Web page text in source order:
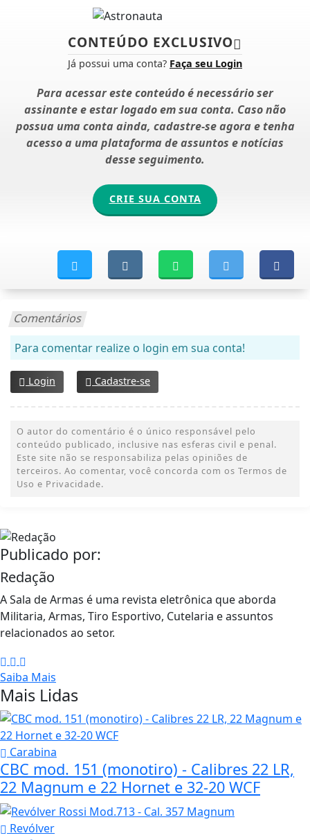
CONTEÚDO EXCLUSIVO
Já possui uma conta? Faça seu Login
Para acessar este conteúdo é necessário ser
assinante e estar logado em sua conta. Caso não
possua uma conta ainda, cadastre-se agora e tenha
acesso a uma plataforma de assuntos e notícias
desse seguimento.
CRIE SUA CONTA
Comentários
Para comentar realize o login em sua conta!
Login Cadastre-se
O autor do comentário é o único responsável pelo
conteúdo publicado, inclusive nas esferas civil e penal.
Este site não se responsabiliza pelas opiniões de
terceiros. Ao comentar, você concorda com os Termos de
Uso e Privacidade.
Publicado por:
Redação
A Sala de Armas é uma revista eletrônica que aborda
Militaria, Armas, Tiro Esportivo, Cutelaria e assuntos
relacionados ao setor.
Saiba Mais
Mais Lidas
Carabina
CBC mod. 151 (monotiro) - Calibres 22 LR,
22 Magnum e 22 Hornet e 32-20 WCF
Revólver